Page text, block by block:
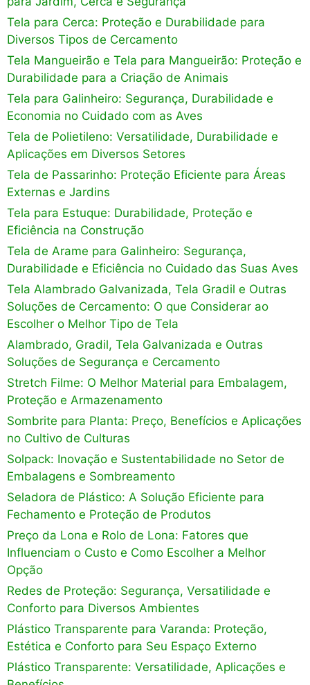
Tela para Cerca: Proteção e Durabilidade para
Diversos Tipos de Cercamento
Tela Mangueirão e Tela para Mangueirão: Proteção e
Durabilidade para a Criação de Animais
Tela para Galinheiro: Segurança, Durabilidade e
Economia no Cuidado com as Aves
Tela de Polietileno: Versatilidade, Durabilidade e
Aplicações em Diversos Setores
Tela de Passarinho: Proteção Eficiente para Áreas
Externas e Jardins
Tela para Estuque: Durabilidade, Proteção e
Eficiência na Construção
Tela de Arame para Galinheiro: Segurança,
Durabilidade e Eficiência no Cuidado das Suas Aves
Tela Alambrado Galvanizada, Tela Gradil e Outras
Soluções de Cercamento: O que Considerar ao
Escolher o Melhor Tipo de Tela
Alambrado, Gradil, Tela Galvanizada e Outras
Soluções de Segurança e Cercamento
Stretch Filme: O Melhor Material para Embalagem,
Proteção e Armazenamento
Sombrite para Planta: Preço, Benefícios e Aplicações
no Cultivo de Culturas
Solpack: Inovação e Sustentabilidade no Setor de
Embalagens e Sombreamento
Seladora de Plástico: A Solução Eficiente para
Fechamento e Proteção de Produtos
Preço da Lona e Rolo de Lona: Fatores que
Influenciam o Custo e Como Escolher a Melhor
Opção
Redes de Proteção: Segurança, Versatilidade e
Conforto para Diversos Ambientes
Plástico Transparente para Varanda: Proteção,
Estética e Conforto para Seu Espaço Externo
Plástico Transparente: Versatilidade, Aplicações e